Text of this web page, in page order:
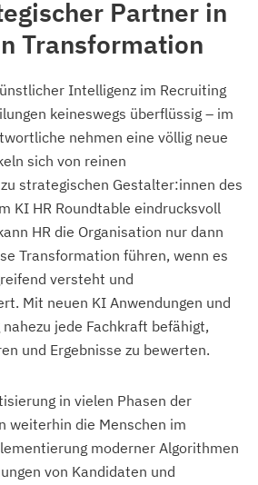
Partner in
Transformation
Intelligenz im Recruiting
keineswegs überflüssig – im
nehmen eine völlig neue
sich von reinen
strategischen Gestalter:innen des
KI HR Roundtable eindrucksvoll
HR die Organisation nur dann
Transformation führen, wenn es
versteht und
Mit neuen KI Anwendungen und
jede Fachkraft befähigt,
und Ergebnisse zu bewerten.
in vielen Phasen der
weiterhin die Menschen im
moderner Algorithmen
von Kandidaten und